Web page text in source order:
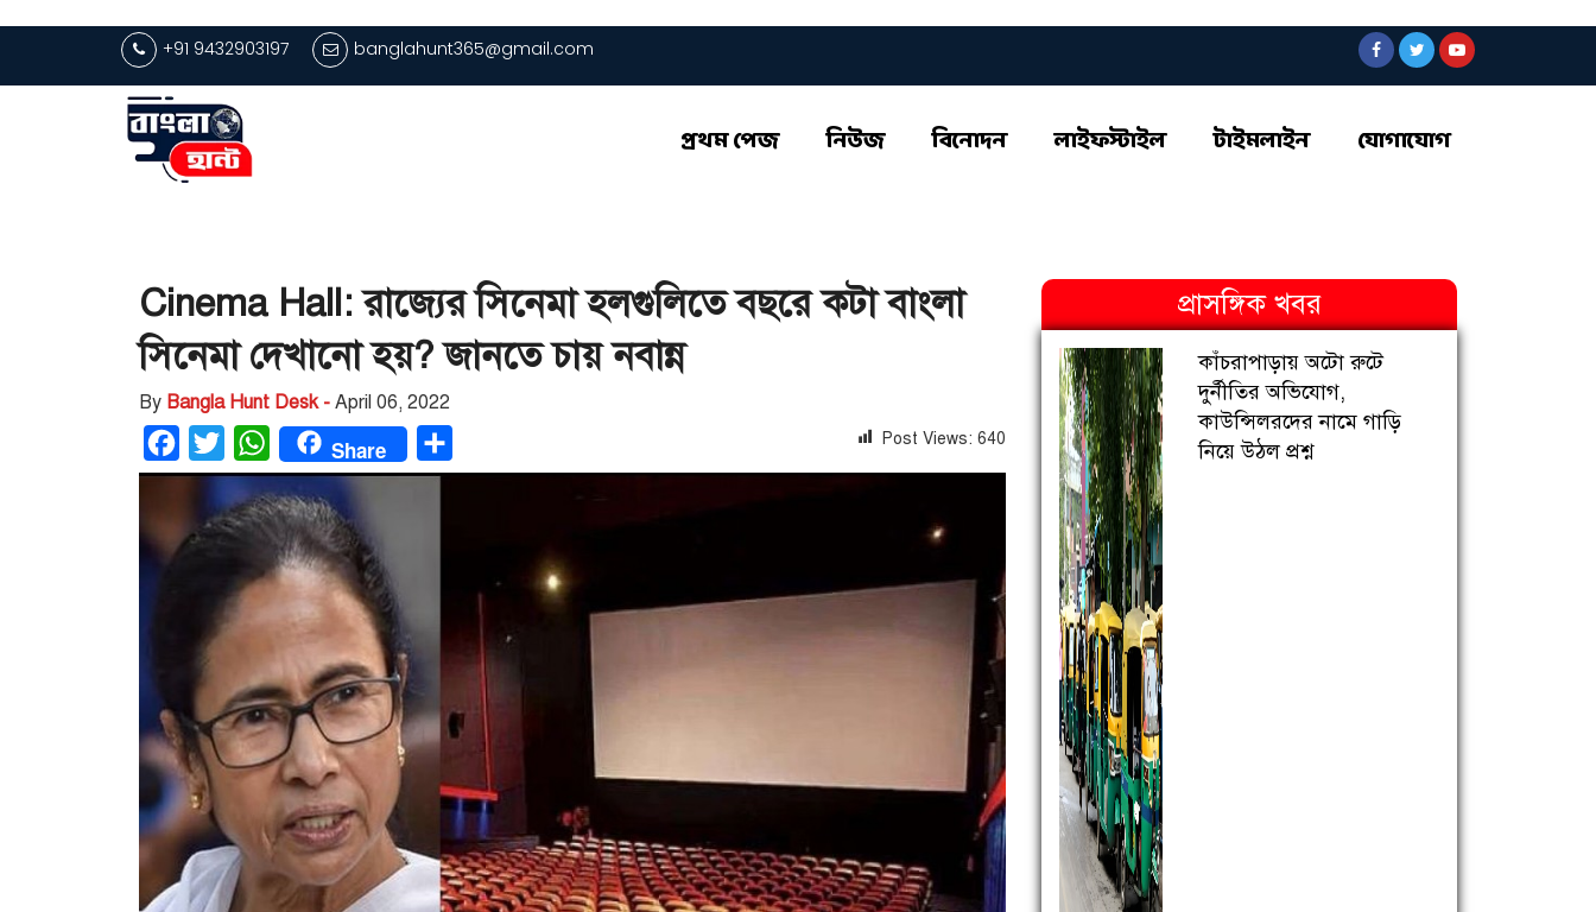
+91 9432903197 banglahunt365@gmail.com
প্রথম পেজ নিউজ বিনোদন লাইফস্টাইল টাইমলাইন যোগাযোগ
Cinema Hall: রাজ্যের সিনেমা হলগুলিতে বছরে কটা বাংলা
সিনেমা দেখানো হয়? জানতে চায় নবান্ন
By Bangla Hunt Desk - April 06, 2022
Facebook
Twitter WhatsAppShare Post Views: 640
প্রাসঙ্গিক খবর
কাঁচরাপাড়ায় অটো রুটে
দুর্নীতির অভিযোগ,
কাউন্সিলরদের নামে গাড়ি
নিয়ে উঠল প্রশ্ন